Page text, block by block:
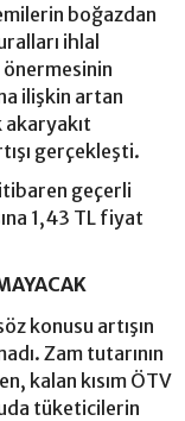
boğazdan
ihlal
önermesinin
ilişkin artan
akaryakıt
gerçekleşti.
geçerli
1,43 TL fiyat
konusu artışın
Zam tutarının
kalan kısım ÖTV
tüketicilerin